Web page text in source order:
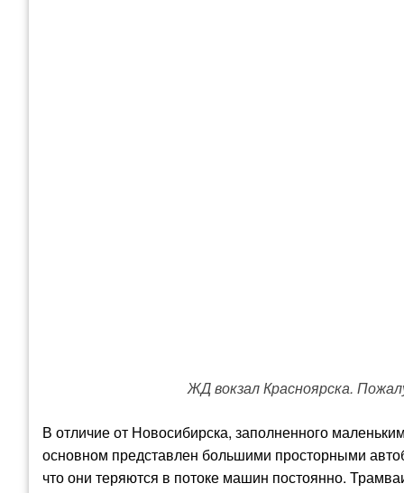
ЖД вокзал Красноярска.
В отличие от Новосибирска, заполненного
основном представлен большими просторными
что они теряются в потоке машин постоянно.